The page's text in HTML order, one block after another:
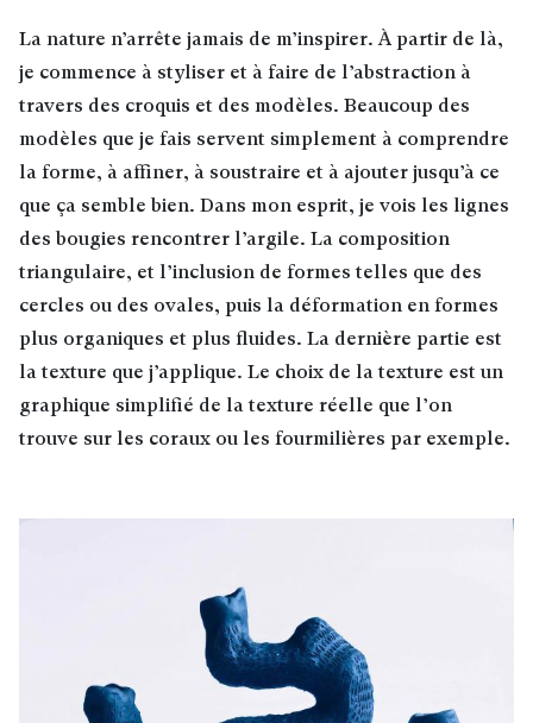
La nature n’arrête jamais de m’inspirer. À partir de là,
je commence à styliser et à faire de l’abstraction à
travers des croquis et des modèles. Beaucoup des
modèles que je fais servent simplement à comprendre
la forme, à affiner, à soustraire et à ajouter jusqu’à ce
que ça semble bien. Dans mon esprit, je vois les lignes
des bougies rencontrer l’argile. La composition
triangulaire, et l’inclusion de formes telles que des
cercles ou des ovales, puis la déformation en formes
plus organiques et plus fluides. La dernière partie est
la texture que j’applique. Le choix de la texture est un
graphique simplifié de la texture réelle que l’on
trouve sur les coraux ou les fourmilières par exemple.